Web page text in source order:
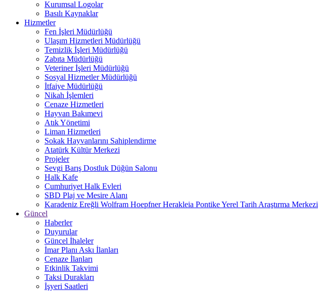
Kurumsal Logolar
Basılı Kaynaklar
Hizmetler
Fen İşleri Müdürlüğü
Ulaşım Hizmetleri Müdürlüğü
Temizlik İşleri Müdürlüğü
Zabıta Müdürlüğü
Veteriner İşleri Müdürlüğü
Sosyal Hizmetler Müdürlüğü
İtfaiye Müdürlüğü
Nikah İşlemleri
Cenaze Hizmetleri
Hayvan Bakımevi
Atık Yönetimi
Liman Hizmetleri
Sokak Hayvanlarını Sahiplendirme
Atatürk Kültür Merkezi
Projeler
Sevgi Barış Dostluk Düğün Salonu
Halk Kafe
Cumhuriyet Halk Evleri
SBD Plaj ve Mesire Alanı
Karadeniz Ereğli Wolfram Hoepfner Herakleia Pontike Yerel Tarih Araştırma Merkezi
Güncel
Haberler
Duyurular
Güncel İhaleler
İmar Planı Askı İlanları
Cenaze İlanları
Etkinlik Takvimi
Taksi Durakları
İşyeri Saatleri